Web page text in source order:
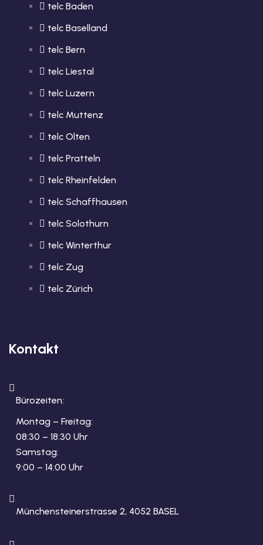
telc Baden
telc Baselland
telc Bern
telc Liestal
telc Luzern
telc Muttenz
telc Olten
telc Pratteln
telc Rheinfelden
telc Schaffhausen
telc Solothurn
telc Winterthur
telc Zug
telc Zürich
Kontakt
Bürozeiten:
Montag – Freitag:
08:30 – 18:30 Uhr
Samstag:
9:00 – 14:00 Uhr
Münchensteinerstrasse 2, 4052 BASEL